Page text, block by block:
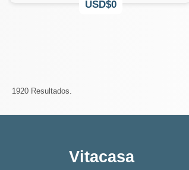
USD$0
1920 Resultados.
Vitacasa